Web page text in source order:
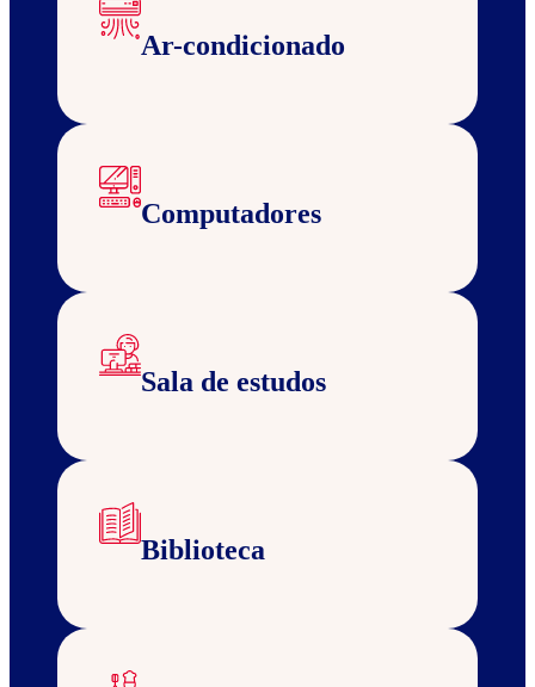
Ar-condicionado
Computadores
Sala de estudos
Biblioteca